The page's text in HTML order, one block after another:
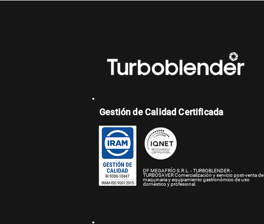
DF MEGAFRÍO S.R.L. - TURBOBLENDER -
TURBOSAVERComercialización y servicio post-venta de
maquinaria y equipamiento gastronómico de uso
doméstico y profesional.
Gestión de Calidad Certificada